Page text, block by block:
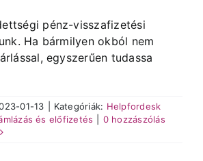
pénz-visszafizetési
Ha bármilyen okból nem
egyszerűen tudassa
01-13 Kategóriák: Helpfordesk
és előfizetés
0 hozzászólás